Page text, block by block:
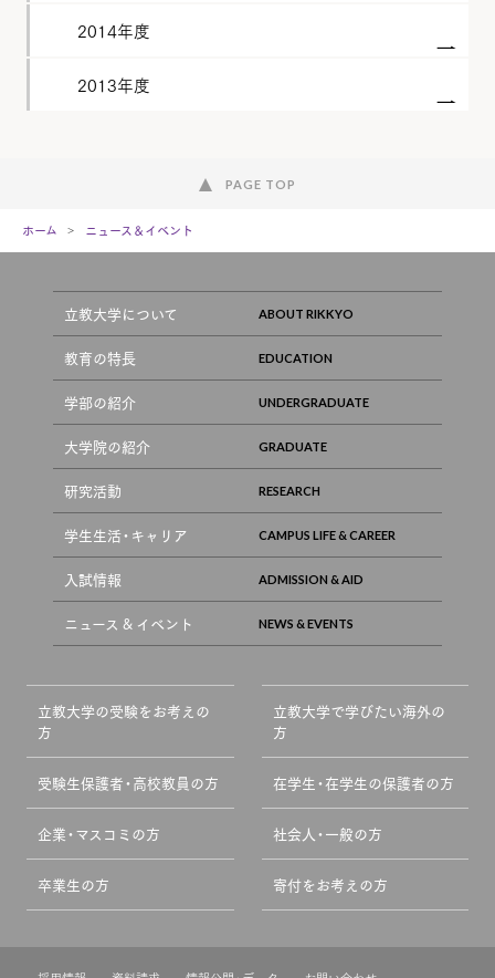
2014年度
2013年度
PAGE TOP
ホーム ニュース＆イベント
立教大学について
教育の特長
学部の紹介
大学院の紹介
研究活動
学生生活・キャリア
入試情報
ニュース & イベント
立教大学の受験をお考えの
方
立教大学で学びたい海外の
方
受験生保護者・高校教員の方 在学生・在学生の保護者の方
企業・マスコミの方 社会人・一般の方
卒業生の方 寄付をお考えの方